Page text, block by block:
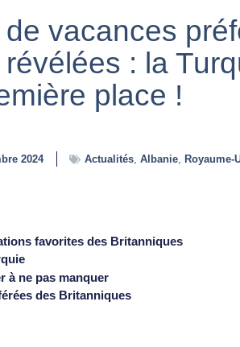
vacances
: la
place !
2024 Actualités, Albanie, Royaume-
favorites des Britanniques
à ne pas manquer
des Britanniques